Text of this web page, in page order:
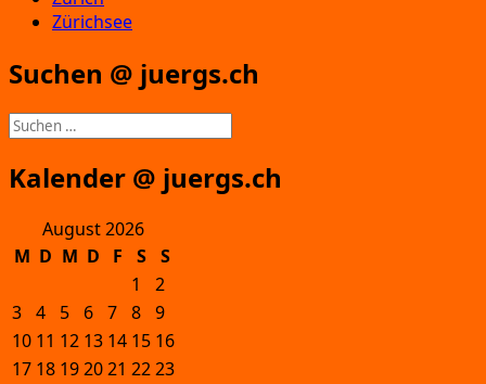
Zürichsee
Suchen @ juergs.ch
Suchen
nach:
Kalender @ juergs.ch
August 2026
M D M D F S
S
1
2
3 4 5 6 7 8 9
10 11 12 13 14 15 16
17 18 192021 2223